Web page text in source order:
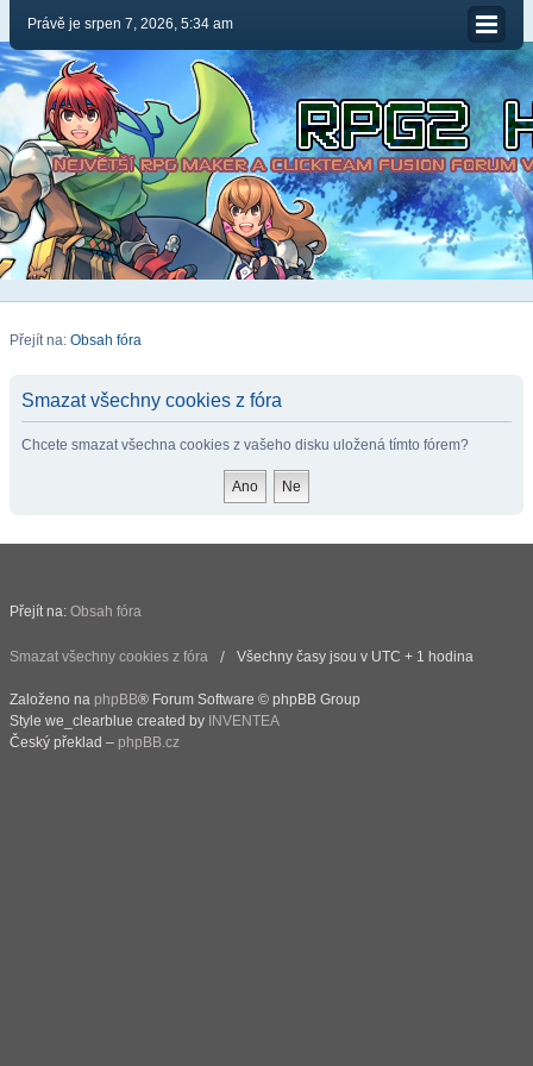
Právě je srpen 7, 2026, 5:34 am
Přejít na: Obsah fóra
Smazat všechny cookies z fóra
Chcete smazat všechna cookies z vašeho disku uložená tímto fórem?
Přejít na: Obsah fóra
Smazat všechny cookies z fóra Všechny časy jsou v UTC + 1 hodina
Založeno na phpBB® Forum Software © phpBB Group
Style we_clearblue created by INVENTEA
Český překlad – phpBB.cz